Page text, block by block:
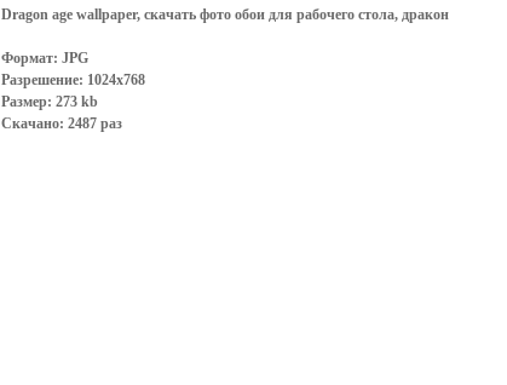
Dragon age wallpaper, скачать фото обои для рабочего стола, дракон
Формат: JPG
Разрешение: 1024x768
Размер: 273 kb
Скачано: 2487 раз